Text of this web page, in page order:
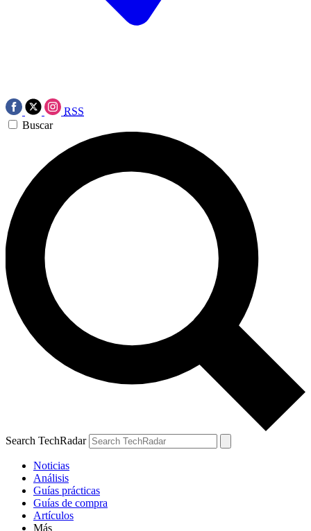
RSS
Buscar
Search TechRadar
Noticias
Análisis
Guías prácticas
Guías de compra
Artículos
Más